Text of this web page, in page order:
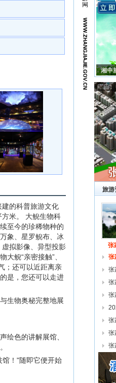
的科普旅游文化
米。 大鲵生物科
至今的珍稀物种的
象、星罗鲵布、冰
拟影像、异型投影
鲵“亲密接触”、
；还可以近距离亲
是，您还可以走进
生物奥秘完整地展
绘色的讲解展馆、
馆！"随即它便开始
旅游
张
张
张
张
复
张
幕
张
张
张
列